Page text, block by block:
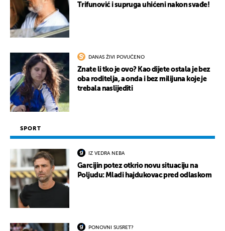
Trifunović i supruga uhićeni nakon svađe!
DANAS ŽIVI POVUČENO
Znate li tko je ovo? Kao dijete ostala je bez
oba roditelja, a onda i bez milijuna koje je
trebala naslijediti
SPORT
IZ VEDRA NEBA
Garcijin potez otkrio novu situaciju na
Poljudu: Mladi hajdukovac pred odlaskom
PONOVNI SUSRET?